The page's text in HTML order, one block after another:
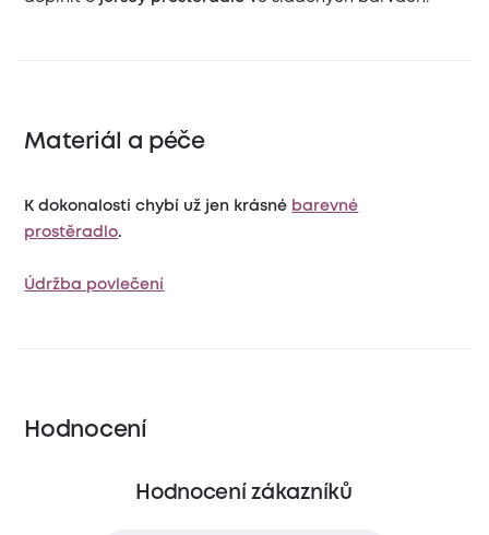
Materiál a péče
K dokonalosti chybí už jen krásné barevné
prostěradlo.
Údržba povlečení
Hodnocení
Hodnocení zákazníků